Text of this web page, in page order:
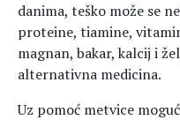
danima, teško može se
proteine, tiamine,
magnan, bakar, kalcij i
alternativna medicina.
Uz pomoć metvice